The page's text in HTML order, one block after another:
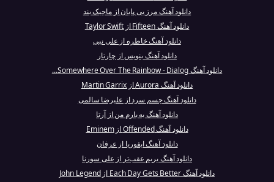
دانلود آهنگ مرز بی پایان از ماجیک بند
دانلود آهنگ Fifteen از Taylor Swift
دانلود آهنگ خاطره از علی نبی
دانلود آهنگ بنویس از چارتار
دانلود آهنگ Somewhere Over The Rainbow - Dialog...
دانلود آهنگ Aurora از Martin Garrix
دانلود آهنگ جسم سرد از علیرضا سالمی
دانلود آهنگ یه بارم من از آرتا
دانلود آهنگ Offended از Eminem
دانلود آهنگ ایفوریا از عرفان
دانلود آهنگ بریم عقب‌تر از علی سورنا
دانلود آهنگ Each Day Gets Better از John Legend